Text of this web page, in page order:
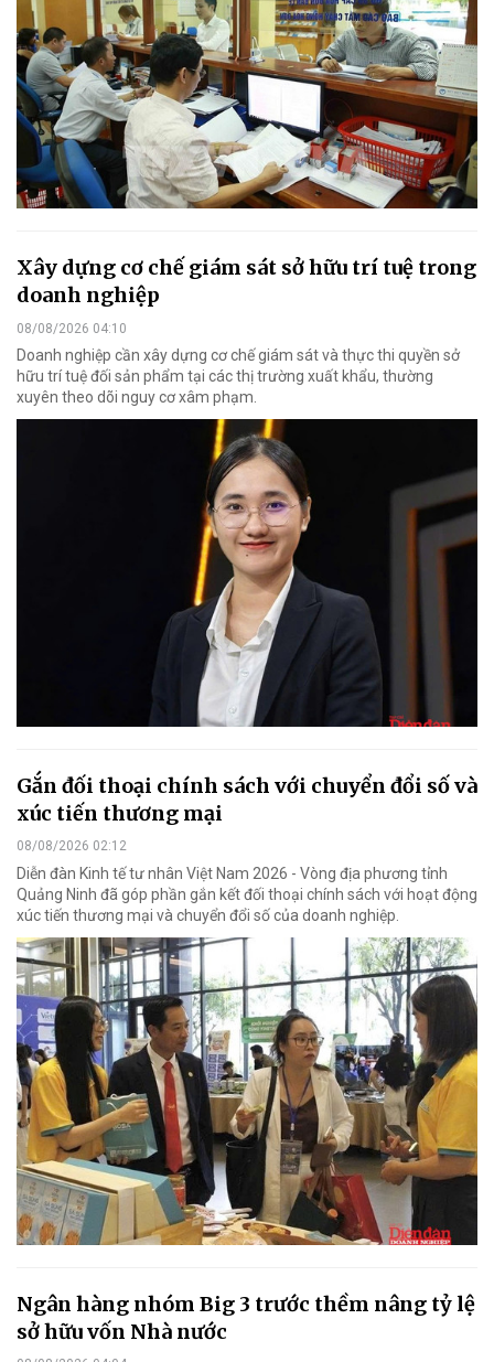
Xây dựng cơ chế giám sát sở hữu trí tuệ trong
doanh nghiệp
08/08/2026 04:10
Doanh nghiệp cần xây dựng cơ chế giám sát và thực thi quyền sở
hữu trí tuệ đối sản phẩm tại các thị trường xuất khẩu, thường
xuyên theo dõi nguy cơ xâm phạm.
Gắn đối thoại chính sách với chuyển đổi số và
xúc tiến thương mại
08/08/2026 02:12
Diễn đàn Kinh tế tư nhân Việt Nam 2026 - Vòng địa phương tỉnh
Quảng Ninh đã góp phần gắn kết đối thoại chính sách với hoạt động
xúc tiến thương mại và chuyển đổi số của doanh nghiệp.
Ngân hàng nhóm Big 3 trước thềm nâng tỷ lệ
sở hữu vốn Nhà nước